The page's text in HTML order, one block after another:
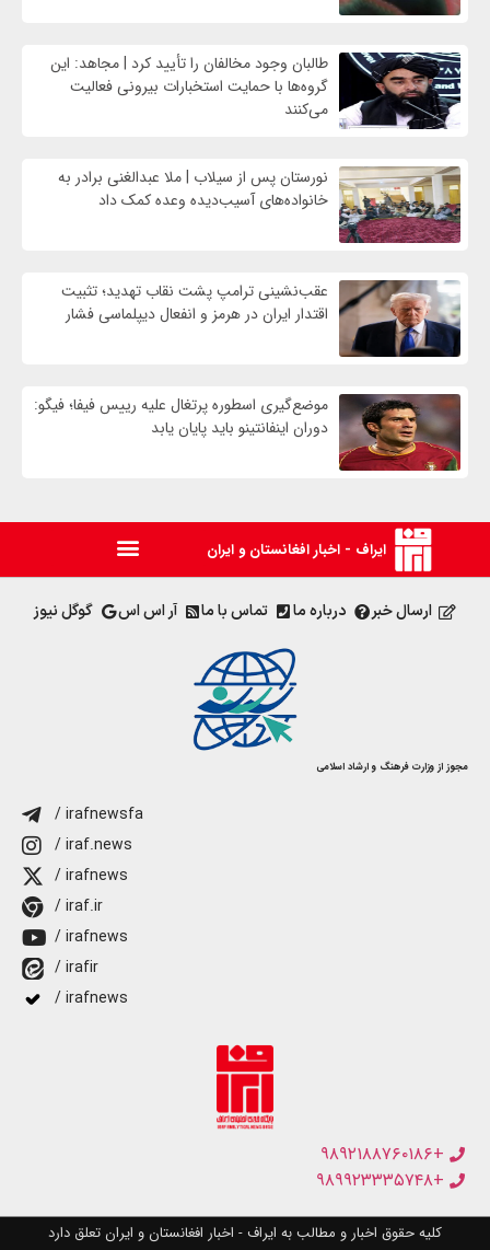
طالبان وجود مخالفان را تأیید کرد | مجاهد: این
گروه‌ها با حمایت استخبارات بیرونی فعالیت
می‌کنند
نورستان پس از سیلاب | ملا عبدالغنی برادر به
خانواده‌های آسیب‌دیده وعده کمک داد
عقب‌نشینی ترامپ پشت نقاب تهدید؛ تثبیت
اقتدار ایران در هرمز و انفعال دیپلماسی فشار
موضع‌گیری اسطوره پرتغال علیه رییس فیفا؛ فیگو:
دوران اینفانتینو باید پایان یابد
ایراف - اخبار افغانستان و ایران
ارسال خبر درباره ما تماس با ما آر اس اس گوگل نیوز
مجوز از وزارت فرهنگ و ارشاد اسلامی
/ irafnewsfa
/ iraf.news
/ irafnews
/ iraf.ir
/ irafnews
/ irafir
/ irafnews
+۹۸۹۲۱۸۸۷۶۰۱۸۶
+۹۸۹۹۲۳۳۳۵۷۴۸
کلیه حقوق اخبار و مطالب به ایراف - اخبار افغانستان و ایران تعلق دارد